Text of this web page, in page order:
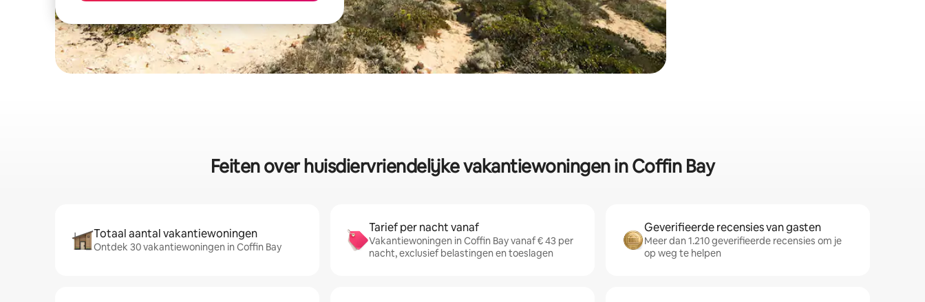
Feiten over huisdiervriendelijke vakantiewoningen in Coffin Bay
Totaal aantal vakantiewoningen
Ontdek 30 vakantiewoningen in Coffin Bay
Tarief per nacht vanaf
Vakantiewoningen in Coffin Bay vanaf € 43 per
nacht, exclusief belastingen en toeslagen
Geverifieerde recensies van gasten
Meer dan 1.210 geverifieerde recensies om je
op weg te helpen